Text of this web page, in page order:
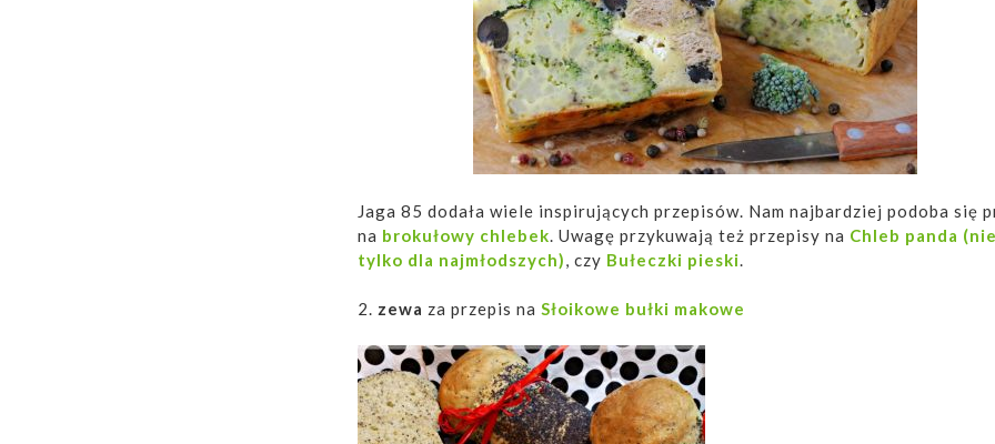
Jaga 85 dodała wiele inspirujących przepisów. Nam najbardziej podoba się
na brokułowy chlebek . Uwagę przykuwają też przepisy na Chleb panda (nie
tylko dla najmłodszych) , czy Bułeczki pieski
2. zewa za przepis na Słoikowe bułki makowe